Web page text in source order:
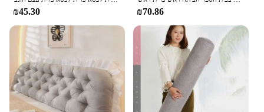
₪45.30 ₪70.86